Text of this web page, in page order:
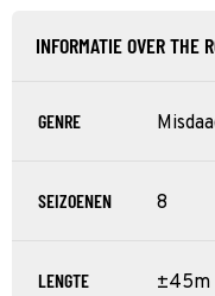
INFORMATIE OVER THE
GENRE
SEIZOENEN 8
LENGTE ±45m